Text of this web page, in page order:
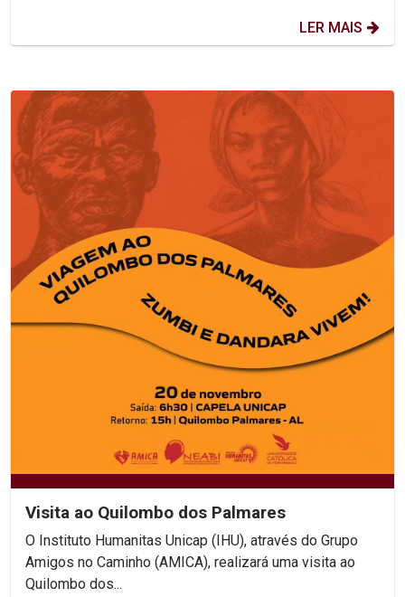
LER MAIS
Visita ao Quilombo dos Palmares
O Instituto Humanitas Unicap (IHU), através do Grupo
Amigos no Caminho (AMICA), realizará uma visita ao
Quilombo dos...